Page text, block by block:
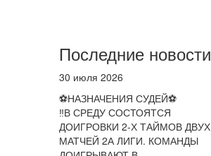
Последние новости
30 июля 2026
⚽НАЗНАЧЕНИЯ СУДЕЙ⚽
‼В СРЕДУ СОСТОЯТСЯ
ДОИГРОВКИ 2-Х ТАЙМОВ ДВУХ
МАТЧЕЙ 2А ЛИГИ. КОМАНДЫ